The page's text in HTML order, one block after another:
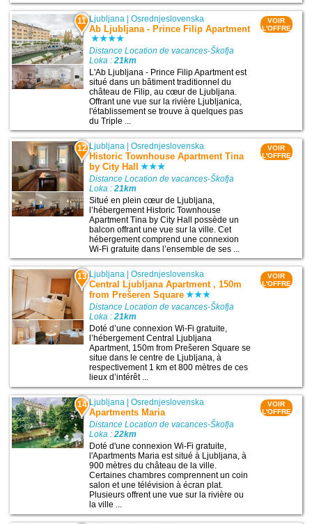
11 Ljubljana |Osrednjeslovenska
Ab Ljubljana - Prince Filip Apartment
Distance Location de vacances-Škofja
Loka :21km
L'Ab Ljubljana - Prince Filip Apartment est
situé dans un bâtiment traditionnel du
château de Filip, au cœur de Ljubljana.
Offrant une vue sur la rivière Ljubljanica,
l'établissement se trouve à quelques pas
du Triple ...
VOIR
L'OFFRE
12 Ljubljana |Osrednjeslovenska
Historic Townhouse Apartment Tina
by City Hall
Distance Location de vacances-Škofja
Loka :21km
Situé en plein cœur de Ljubljana,
l’hébergement Historic Townhouse
Apartment Tina by City Hall possède un
balcon offrant une vue sur la ville. Cet
hébergement comprend une connexion
Wi-Fi gratuite dans l’ensemble de ses ...
VOIR
L'OFFRE
13 Ljubljana |Osrednjeslovenska
Central Ljubljana Apartment , 150m
from Prešeren Square
Distance Location de vacances-Škofja
Loka :21km
Doté d’une connexion Wi-Fi gratuite,
l’hébergement Central Ljubljana
Apartment, 150m from Prešeren Square se
situe dans le centre de Ljubljana, à
respectivement 1 km et 800 mètres de ces
lieux d’intérêt ...
VOIR
L'OFFRE
14 Ljubljana |Osrednjeslovenska
Apartments Maria
Distance Location de vacances-Škofja
Loka :22km
Doté d'une connexion Wi-Fi gratuite,
l'Apartments Maria est situé à Ljubljana, à
900 mètres du château de la ville.
Certaines chambres comprennent un coin
salon et une télévision à écran plat.
Plusieurs offrent une vue sur la rivière ou
la ville ...
VOIR
L'OFFRE